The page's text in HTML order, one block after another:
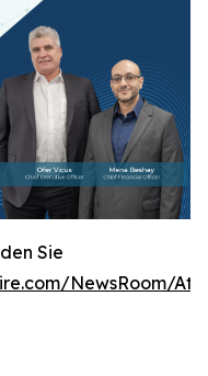
Sie
NewsRoom/